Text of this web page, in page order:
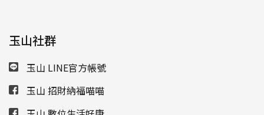
玉山社群
玉山 LINE官方帳號
玉山 招財納福喵喵